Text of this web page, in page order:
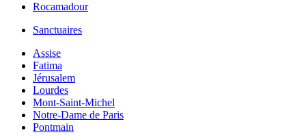
Rocamadour
Sanctuaires
Assise
Fatima
Jérusalem
Lourdes
Mont-Saint-Michel
Notre-Dame de Paris
Pontmain